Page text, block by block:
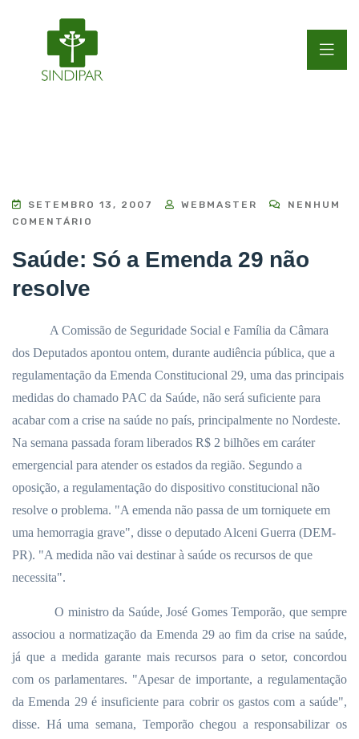
SETEMBRO 13, 2007 WEBMASTER
NENHUM
COMENTÁRIO
Saúde: Só a Emenda 29 não
resolve
A Comissão de Seguridade Social e Família da Câmara
dos Deputados apontou ontem, durante audiência pública, que a
regulamentação da Emenda Constitucional 29, uma das principais
medidas do chamado PAC da Saúde, não será suficiente para
acabar com a crise na saúde no país, principalmente no Nordeste.
Na semana passada foram liberados R$ 2 bilhões em caráter
emergencial para atender os estados da região. Segundo a
oposição, a regulamentação do dispositivo constitucional não
resolve o problema. "A emenda não passa de um torniquete em
uma hemorragia grave", disse o deputado Alceni Guerra (DEM-
PR). "A medida não vai destinar à saúde os recursos de que
necessita".
O ministro da Saúde, José Gomes Temporão, que sempre
associou a normatização da Emenda 29 ao fim da crise na saúde,
já que a medida garante mais recursos para o setor, concordou
com os parlamentares. "Apesar de importante, a regulamentação
da Emenda 29 é insuficiente para cobrir os gastos com a saúde",
disse. Há uma semana, Temporão chegou a responsabilizar os